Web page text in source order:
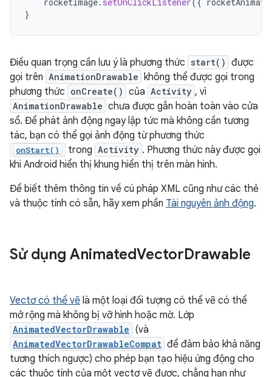
}
Điều quan trọng cần lưu ý là phương thức start() được
gọi trên AnimationDrawable không thể được gọi trong
phương thức onCreate() của Activity , vì
AnimationDrawable chưa được gắn hoàn toàn vào cửa
sổ. Để phát ảnh động ngay lập tức mà không cần tương
tác, bạn có thể gọi ảnh động từ phương thức
onStart() trong Activity . Phương thức này được gọi
khi Android hiển thị khung hiển thị trên màn hình.
Để biết thêm thông tin về cú pháp XML cũng như các thẻ
và thuộc tính có sẵn, hãy xem phần Tài nguyên ảnh động.
Sử dụng AnimatedVectorDrawable
Vectơ có thể vẽ là một loại đối tượng có thể vẽ có thể
mở rộng mà không bị vỡ hình hoặc mờ. Lớp
AnimatedVectorDrawable (và
AnimatedVectorDrawableCompat để đảm bảo khả năng
tương thích ngược) cho phép bạn tạo hiệu ứng động cho
các thuộc tính của một vectơ vẽ được, chẳng hạn như